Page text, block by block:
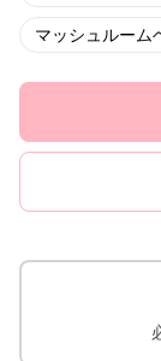
マッシュルーム